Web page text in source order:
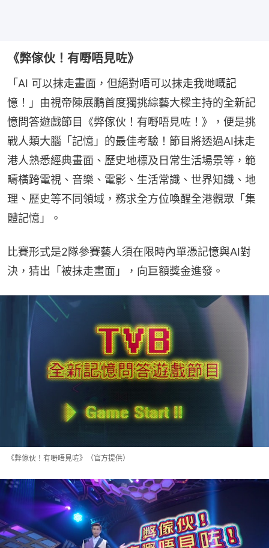
《弊傢伙！有嘢唔見咗》
「AI 可以抹走畫面，但絕對唔可以抹走我哋嘅記
憶！」由視帝陳展鵬首度獨挑綜藝大樑主持的全新記
憶問答遊戲節目《弊傢伙！有嘢唔見咗！》，便是挑
戰人類大腦「記憶」的最佳考驗！節目將透過AI抹走
港人熟悉經典畫面、歷史地標及日常生活場景等，範
疇橫跨電視、音樂、電影、生活常識、世界知識、地
理、歷史等不同領域，務求全方位喚醒全港觀眾「集
體記憶」。
比賽形式是2隊參賽藝人須在限時內單憑記憶與AI對
決，猜出「被抹走畫面」，向巨額獎金進發。
《弊傢伙！有嘢唔見咗》（官方提供）